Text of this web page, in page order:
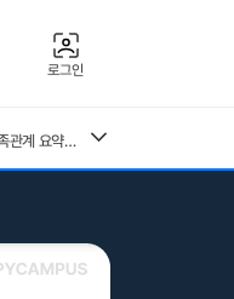
로그인
26년 독학사 가정학 3단계 가족관계 요약본(24,25년 시험 복기내용 추가)